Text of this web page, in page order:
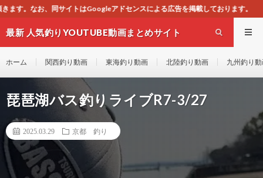
アドセンスによる広告を掲載しております。
最新 人気釣りYOUTUBE動画まとめサイト
ホーム 関西釣り動画 東海釣り動画 北陸釣り動画 九州釣り
琵琶湖バス釣りライブR7-3/27
2025.03.29 京都 釣り